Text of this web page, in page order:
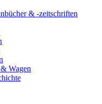
& -zeitschriften
Wagen